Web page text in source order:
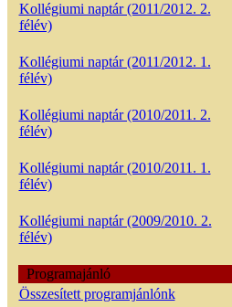
Kollégiumi naptár (2011/2012. 2.
félév)
Kollégiumi naptár (2011/2012. 1.
félév)
Kollégiumi naptár (2010/2011. 2.
félév)
Kollégiumi naptár (2010/2011. 1.
félév)
Kollégiumi naptár (2009/2010. 2.
félév)
Programajánló
Összesített programjánlónk